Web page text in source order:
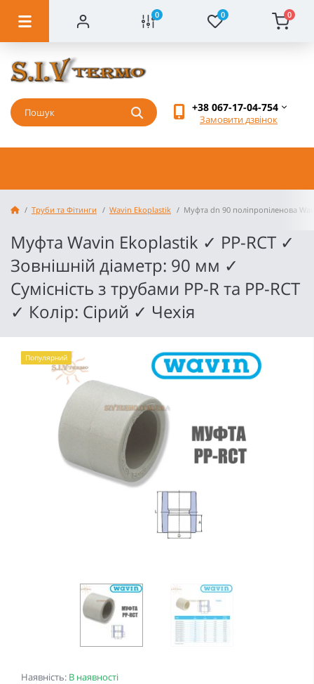
0 0 0
+38 067-17-04-754
Замовити дзвінок
Труби та Фітинги Wavin Ekoplastik Муфта dn 90 поліпропіленова
Муфта Wavin Ekoplastik ✓ PP-RCT ✓
Зовнішній діаметр: 90 мм ✓
Сумісність з трубами PP-R та PP-RCT
✓ Колір: Сірий ✓ Чехія
Наявність: В наявності
Популярний